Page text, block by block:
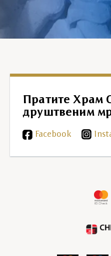
Пратите Храм
друштвеним
Facebook